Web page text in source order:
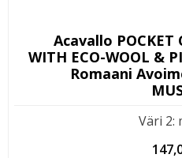
Acavallo POCKET
WITH ECO-WOOL &
Romaani
Väri 2: